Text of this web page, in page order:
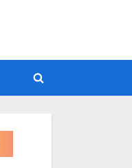
Toggle